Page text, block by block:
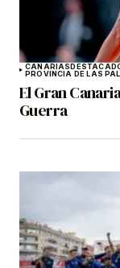
CANARIAS
PROVINCIA DE LAS
El Gran
Guerra